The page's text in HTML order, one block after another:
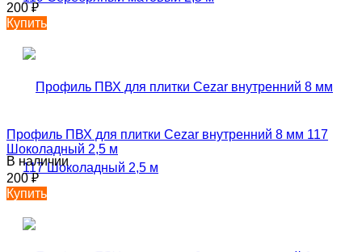
200₽
Купить
Профиль ПВХ для плитки Cezar внутренний 8 мм 117
Шоколадный 2,5 м
В наличии
200₽
Купить